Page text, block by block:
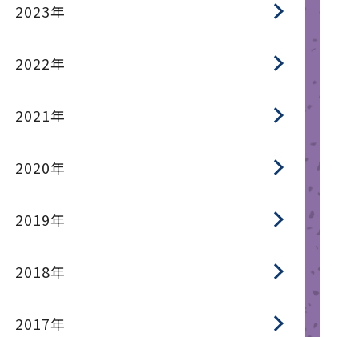
2023年
2022年
2021年
2020年
2019年
2018年
2017年